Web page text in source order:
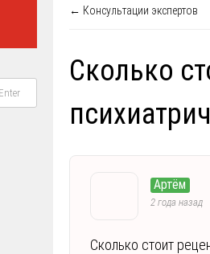
← Консультации экспертов
Сколько
Артём
2 года назад
Сколько стоит